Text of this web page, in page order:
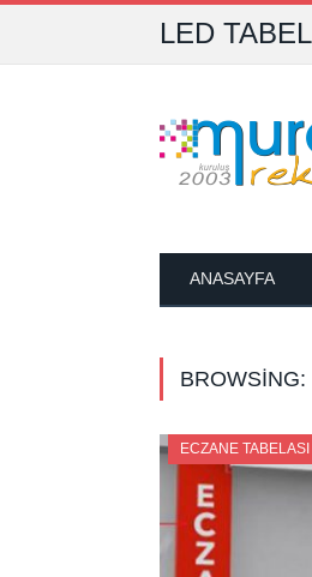
LED
ANASAYFA
BROWSING:
ECZANE TABELASI